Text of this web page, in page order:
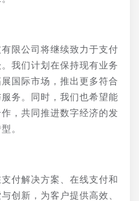
限公司将继续致力于支付
我们计划在保持现有业务
国际市场，推出更多符合
务。同时，我们也希望能
，共同推进数字经济的发
。
付解决方案、在线支付和
创新，为客户提供高效、